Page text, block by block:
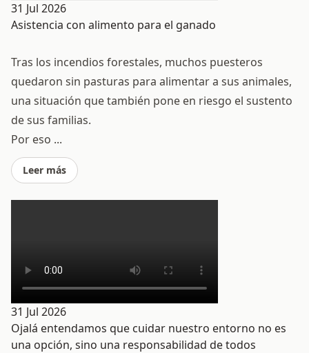
31 Jul 2026
Asistencia con alimento para el ganado
Tras los incendios forestales, muchos puesteros
quedaron sin pasturas para alimentar a sus animales,
una situación que también pone en riesgo el sustento
de sus familias.
Por eso ...
Leer más
31 Jul 2026
Ojalá entendamos que cuidar nuestro entorno no es
una opción, sino una responsabilidad de todos